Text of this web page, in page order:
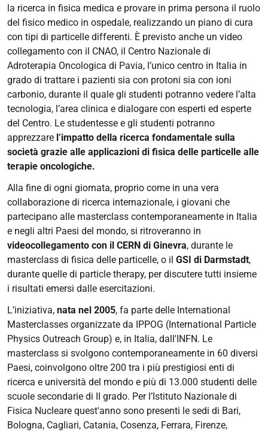
la ricerca in fisica medica e provare in prima persona il ruolo
del fisico medico in ospedale, realizzando un piano di cura
con tipi di particelle differenti. È previsto anche un video
collegamento con il CNAO, il Centro Nazionale di
Adroterapia Oncologica di Pavia, l’unico centro in Italia in
grado di trattare i pazienti sia con protoni sia con ioni
carbonio, durante il quale gli studenti potranno vedere l’alta
tecnologia, l’area clinica e dialogare con esperti ed esperte
del Centro. Le studentesse e gli studenti potranno
apprezzare l’impatto della ricerca fondamentale sulla
società grazie alle applicazioni di fisica delle particelle alle
terapie oncologiche.
Alla fine di ogni giornata, proprio come in una vera
collaborazione di ricerca internazionale, i giovani che
partecipano alle masterclass contemporaneamente in Italia
e negli altri Paesi del mondo, si ritroveranno in
videocollegamento con il CERN di Ginevra, durante le
masterclass di fisica delle particelle, o il GSI di Darmstadt,
durante quelle di particle therapy, per discutere tutti insieme
i risultati emersi dalle esercitazioni.
L’iniziativa, nata nel 2005, fa parte delle International
Masterclasses organizzate da IPPOG (International Particle
Physics Outreach Group) e, in Italia, dall'INFN. Le
masterclass si svolgono contemporaneamente in 60 diversi
Paesi, coinvolgono oltre 200 tra i più prestigiosi enti di
ricerca e università del mondo e più di 13.000 studenti delle
scuole secondarie di II grado. Per l’Istituto Nazionale di
Fisica Nucleare quest'anno sono presenti le sedi di Bari,
Bologna, Cagliari, Catania, Cosenza, Ferrara, Firenze,